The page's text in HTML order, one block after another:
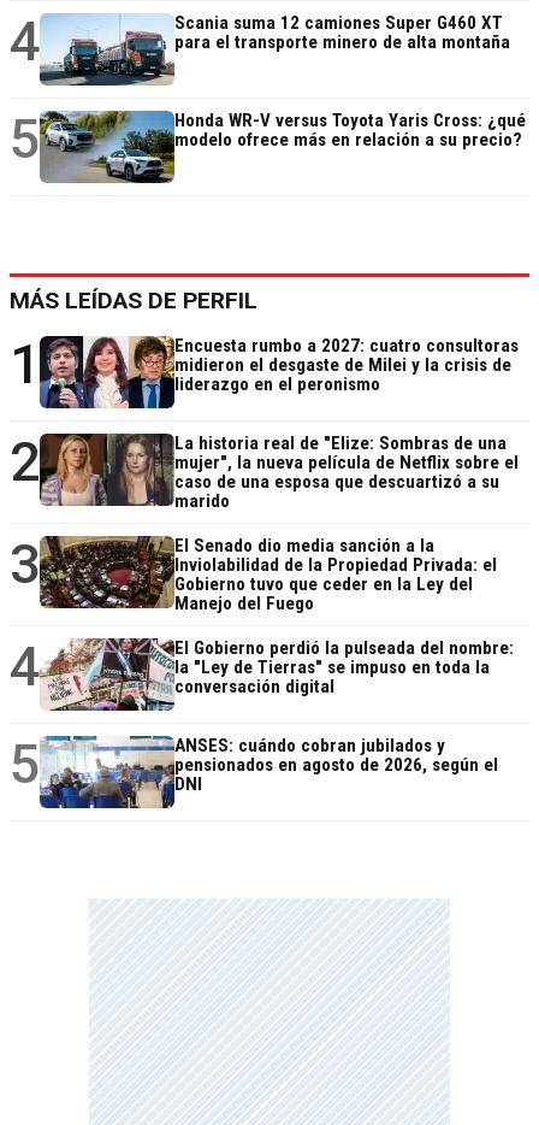
4
Scania suma 12 camiones Super G460 XT
para el transporte minero de alta montaña
5
Honda WR-V versus Toyota Yaris Cross: ¿qué
modelo ofrece más en relación a su precio?
MÁS LEÍDAS DE PERFIL
1
Encuesta rumbo a 2027: cuatro consultoras
midieron el desgaste de Milei y la crisis de
liderazgo en el peronismo
2
La historia real de "Elize: Sombras de una
mujer", la nueva película de Netflix sobre el
caso de una esposa que descuartizó a su
marido
3
El Senado dio media sanción a la
Inviolabilidad de la Propiedad Privada: el
Gobierno tuvo que ceder en la Ley del
Manejo del Fuego
4
El Gobierno perdió la pulseada del nombre:
la "Ley de Tierras" se impuso en toda la
conversación digital
5
ANSES: cuándo cobran jubilados y
pensionados en agosto de 2026, según el
DNI